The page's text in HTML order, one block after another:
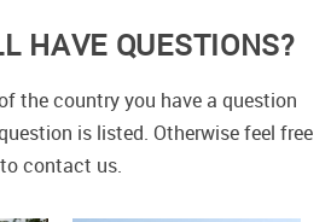
HAVE QUESTIONS?
the country you have a question
is listed. Otherwise feel free
to contact us.